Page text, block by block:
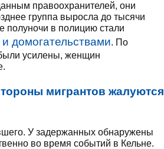
правоохранителей, они
группа выросла до тысячи
полуночи в полицию стали
домогательствами. По
усилены, женщин
мигрантов жалуются
У задержанных обнаружены
во время событий в Кельне.